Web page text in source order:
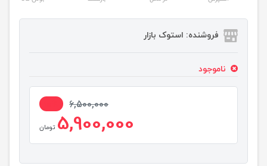
فروشنده: استوک بازار
ناموجود
6,500,000
5,900,000 تومان